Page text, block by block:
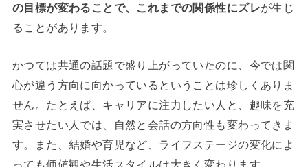
の目標が変わることで、これまでの関係性にズレが生じ
ることがあります。
かつては共通の話題で盛り上がっていたのに、今では関
心が違う方向に向かっているということは珍しくありま
せん。たとえば、キャリアに注力したい人と、趣味を充
実させたい人では、自然と会話の方向性も変わってきま
す。また、結婚や育児など、ライフステージの変化によ
っても価値観や生活スタイルは大きく変わります。